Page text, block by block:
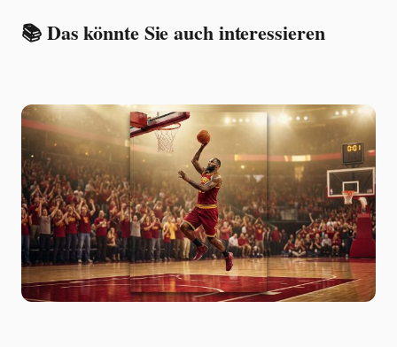
📚 Das könnte Sie auch interessieren